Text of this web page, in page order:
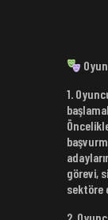
1.
görevi,
sektöre